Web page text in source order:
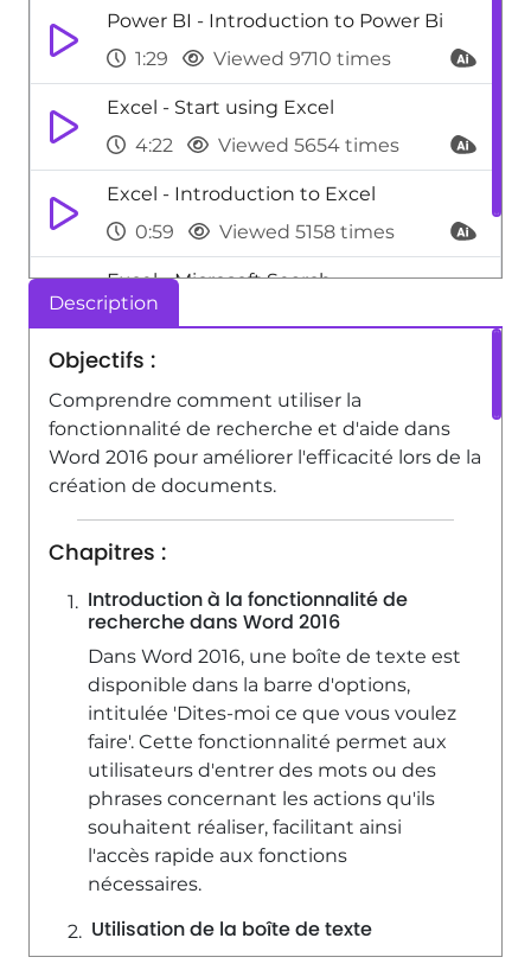
Power BI - Introduction to Power Bi
1:29
Viewed 9710 times
Excel - Start using Excel
4:22
Viewed 5654 times
Excel - Introduction to Excel
0:59
Viewed 5158 times
Excel - Microsoft Search
Description
Objectifs :
Comprendre comment utiliser la
fonctionnalité de recherche et d'aide dans
Word 2016 pour améliorer l'efficacité lors de la
création de documents.
Chapitres :
Introduction à la fonctionnalité de
recherche dans Word 2016
Dans Word 2016, une boîte de texte est
disponible dans la barre d'options,
intitulée 'Dites-moi ce que vous voulez
faire'. Cette fonctionnalité permet aux
utilisateurs d'entrer des mots ou des
phrases concernant les actions qu'ils
souhaitent réaliser, facilitant ainsi
l'accès rapide aux fonctions
nécessaires.
Utilisation de la boîte de texte
Pour utiliser cette fonctionnalité, il